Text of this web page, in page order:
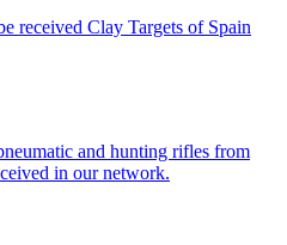
received Clay Targets of Spain
and hunting rifles from
in our network.